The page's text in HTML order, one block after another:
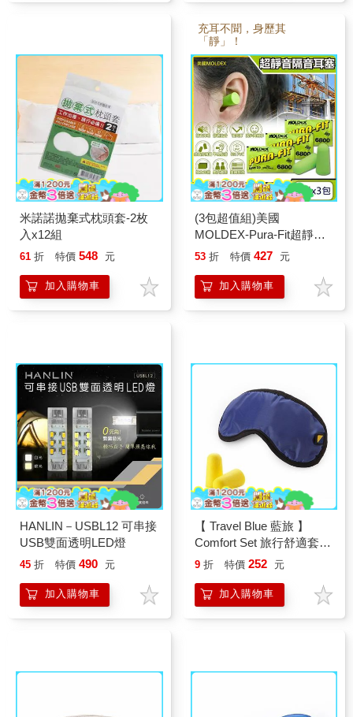
米諾諾拋棄式枕頭套-2枚
入x12組
61 折 特價 548 元
加入購物車
充耳不聞，身歷其
「靜」！
(3包超值組)美國
MOLDEX-Pura-Fit超靜音
PU慢回彈子彈型隔音耳塞-
(NRR33dB降噪規格,助眠
器)
53 折 特價 427 元
加入購物車
HANLIN－USBL12 可串接
USB雙面透明LED燈
45 折 特價 490 元
加入購物車
【 Travel Blue 藍旅 】
Comfort Set 旅行舒適套組
9 折 特價 252 元
加入購物車